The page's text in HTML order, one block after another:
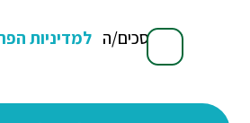
אני מסכים/ה למדיניות